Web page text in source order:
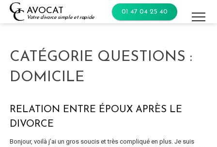
Skip
AVOCAT
Votre divorce simple et rapide
01 47 04 25 40
CATÉGORIE QUESTIONS :
DOMICILE
RELATION ENTRE ÉPOUX APRÈS LE
DIVORCE
Bonjour, voilà j’ai un gros soucis et très compliqué en plus. Je suis